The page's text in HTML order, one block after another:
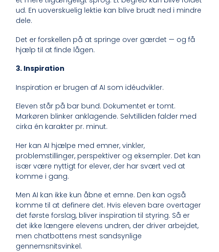
ud. En uoverskuelig lektie kan blive brudt ned i mindre
dele.
Det er forskellen på at springe over gærdet — og få
hjælp til at finde lågen.
3. Inspiration
Inspiration er brugen af AI som idéudvikler.
Eleven står på bar bund. Dokumentet er tomt.
Markøren blinker anklagende. Selvtilliden falder med
cirka én karakter pr. minut.
Her kan AI hjælpe med emner, vinkler,
problemstillinger, perspektiver og eksempler. Det kan
især være nyttigt for elever, der har svært ved at
komme i gang.
Men AI kan ikke kun åbne et emne. Den kan også
komme til at definere det. Hvis eleven bare overtager
det første forslag, bliver inspiration til styring. Så er
det ikke længere elevens undren, der driver arbejdet,
men chatbottens mest sandsynlige
gennemsnitsvinkel.